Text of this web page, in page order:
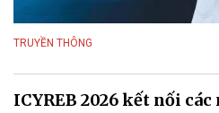
TRUYỀN THÔNG
ICYREB 2026 kết nối